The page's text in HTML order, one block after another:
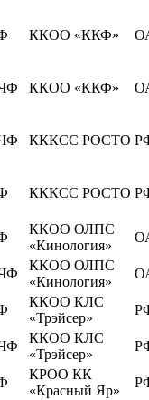
ККОО «ККФ»
ККОО «ККФ»
КККСС РОСТО
КККСС РОСТО
ККОО ОЛПС
«Кинология»
ККОО ОЛПС
«Кинология»
ККОО КЛС
«Трэйсер»
ККОО КЛС
«Трэйсер»
КРОО КК
«Красный Яр»